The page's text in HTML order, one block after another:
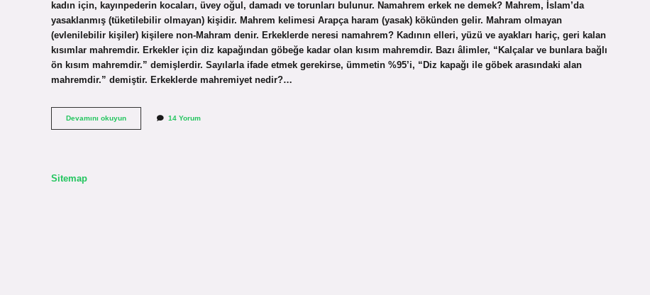
kadın için, kayınpederin kocaları, üvey oğul, damadı ve torunları bulunur. Namahrem erkek ne demek? Mahrem, İslam’da
yasaklanmış (tüketilebilir olmayan) kişidir. Mahrem kelimesi Arapça haram (yasak) kökünden gelir. Mahram olmayan
(evlenilebilir kişiler) kişilere non-Mahram denir. Erkeklerde neresi namahrem? Kadının elleri, yüzü ve ayakları hariç, geri kalan
kısımlar mahremdir. Erkekler için diz kapağından göbeğe kadar olan kısım mahremdir. Bazı âlimler, “Kalçalar ve bunlara bağlı
ön kısım mahremdir.” demişlerdir. Sayılarla ifade etmek gerekirse, ümmetin %95’i, “Diz kapağı ile göbek arasındaki alan
mahremdir.” demiştir. Erkeklerde mahremiyet nedir?…
Devamını okuyunBir
Erkeğe
14 Yorum
Sitemap